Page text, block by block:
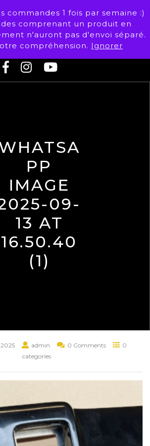
commandes 1 fois par semaine :)
comprenant un produit en
n'auront pas d'envoi séparé.
compréhension. Ignorer
PP
IMAGE
09-
13 AT
16.50.40
(1)
admin 0 Comments
0
categories